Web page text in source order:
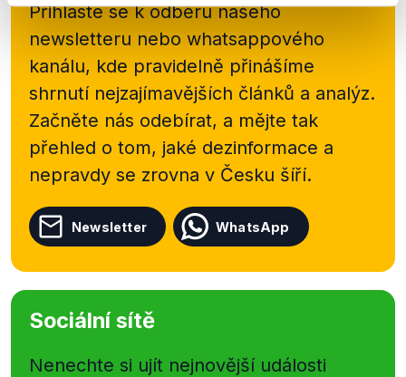
Přihlaste se k odběru našeho
newsletteru nebo whatsappového
kanálu, kde pravidelně přinášíme
shrnutí nejzajímavějších článků a analýz.
Začněte nás odebírat, a mějte tak
přehled o tom, jaké dezinformace a
nepravdy se zrovna v Česku šíří.
Newsletter WhatsApp
Sociální sítě
Nenechte si ujít nejnovější události